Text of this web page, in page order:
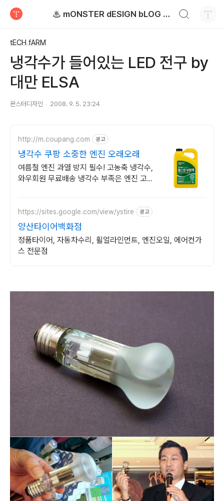
♨ mONSTER dESIGN bLOG - 몬스터디자인 블로그
tECH fARM
냉각수가 들어있는 LED 전구 by
대만 ELSA
몬스터디자인 2008. 9. 5. 23:24
http://m.coupang.com 광고
냉각수 쿠팡 소중한 엔진 오래오래
여름철 엔진 과열 방지 필수! 고농축 냉각수,
와우회원 무료배송 냉각수 부족은 엔진 고장
https://sites.google.com/view/ystire 광고
양산타이어백화점
정품타이어, 자동차수리, 휠얼라인먼트, 엔진오일, 에어컨가
스 전문점